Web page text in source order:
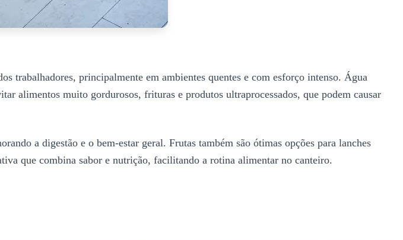
trabalhadores, principalmente em ambientes quentes e com esforço intenso. Água
alimentos muito gordurosos, frituras e produtos ultraprocessados, que podem causar
a digestão e o bem-estar geral. Frutas também são ótimas opções para lanches
que combina sabor e nutrição, facilitando a rotina alimentar no canteiro.